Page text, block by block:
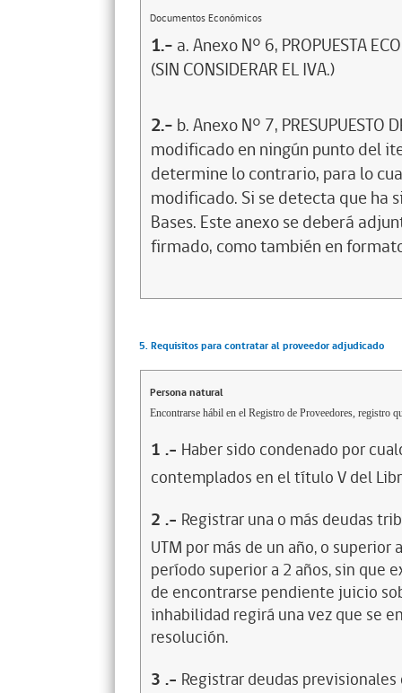
Documentos Económicos
1.- a. Anexo N° 6, PROPUESTA
(SIN CONSIDERAR EL IVA.)
2.- b. Anexo N° 7,
modificado en ningún punto del
determine lo contrario, para lo
modificado. Si se detecta que ha
Bases. Este anexo se deberá
firmado, como también en
5. Requisitos para contratar al proveedor adjudicado
Persona natural
Encontrarse hábil en el Registro de Proveedores, registro
1 .- Haber sido condenado por
contemplados en el título V del
2 .- Registrar una o más deudas
UTM por más de un año, o
período superior a 2 años, sin que
de encontrarse pendiente juicio
inhabilidad regirá una vez que se
resolución.
3 .- Registrar deudas